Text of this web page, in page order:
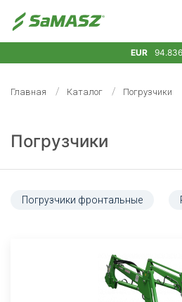
EUR
Главная Каталог Погрузчики
Погрузчики
Погрузчики фронтальные